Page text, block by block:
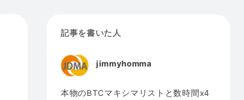
記事を書いた人
jimmyhomma
本物のBTCマキシマリストと数時間x4